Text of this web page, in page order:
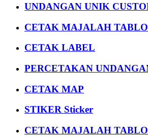
UNDANGAN UNIK
CETAK MAJALAH
CETAK LABEL
PERCETAKAN
CETAK MAP
STIKER Sticker
CETAK MAJALAH